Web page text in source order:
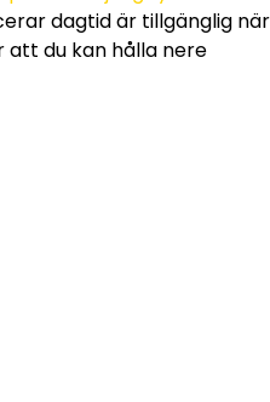
dagtid är tillgänglig
du kan hålla nere